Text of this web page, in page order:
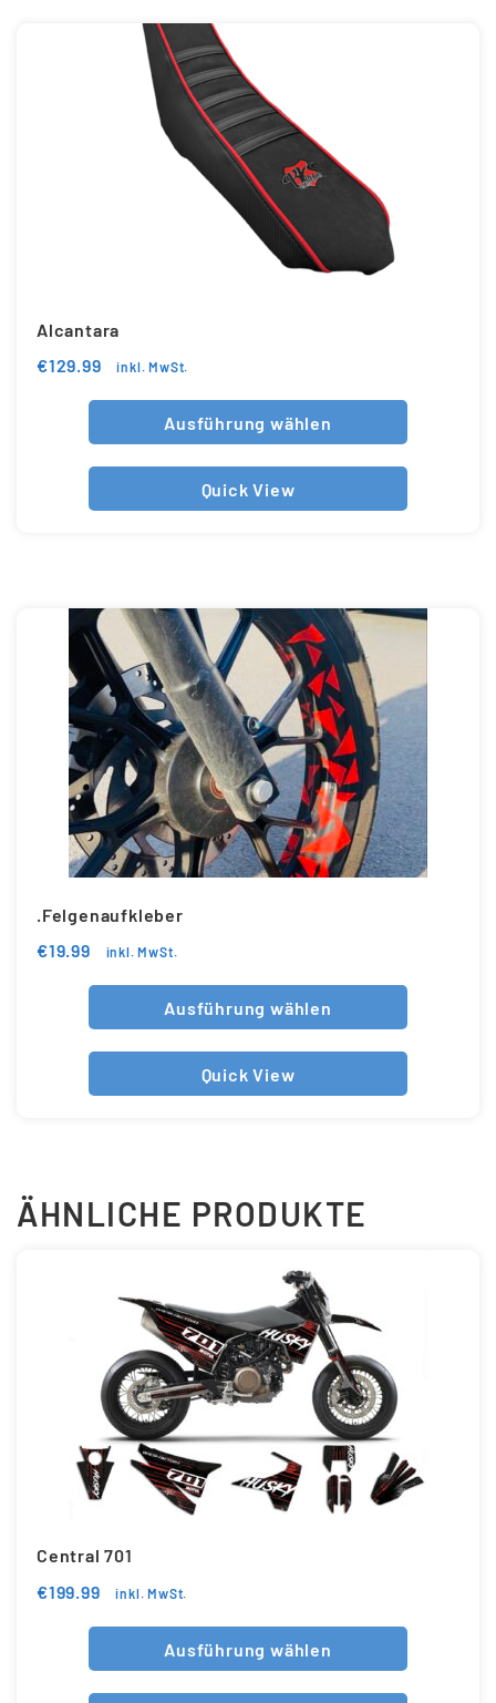
Alcantara
€129.99 inkl. MwSt.
Ausführung wählen
Quick View
.Felgenaufkleber
€19.99 inkl. MwSt.
Ausführung wählen
Quick View
ÄHNLICHE PRODUKTE
Central 701
€199.99 inkl. MwSt.
Ausführung wählen